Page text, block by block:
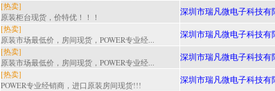
[热卖]
原装柜台现货，价特优！！！
深圳市瑞凡微电子科技有
[热卖]
原装市场最低价，房间现货，POWER专业经...
深圳市瑞凡微电子科技有
[热卖]
原装市场最低价，房间现货，POWER专业经...
深圳市瑞凡微电子科技有
[热卖]
POWER专业经销商，进口原装房间现货!!!
深圳市瑞凡微电子科技有